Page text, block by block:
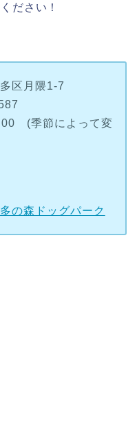
ださい！
区月隈1-7
(季節によって変
の森ドッグパーク